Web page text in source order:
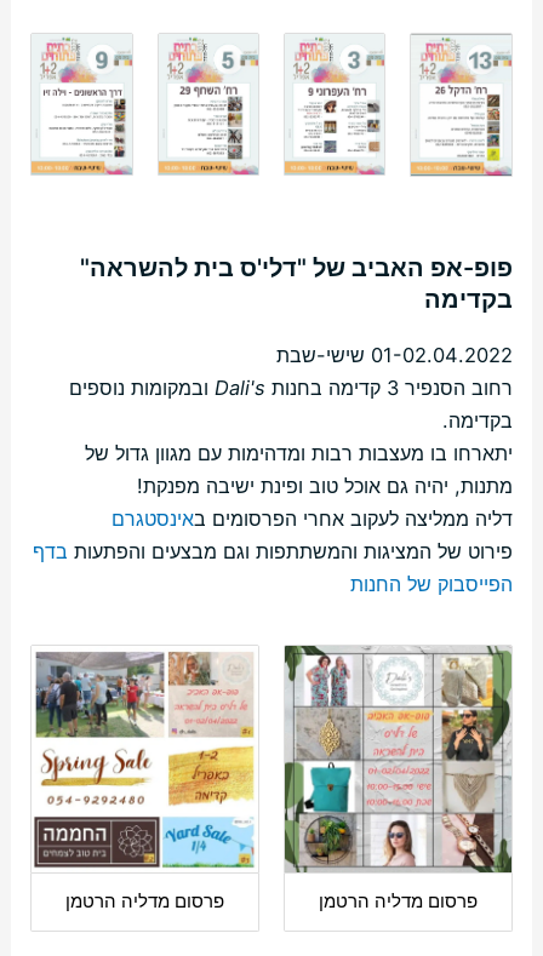
פופ-אפ האביב של "דלי'ס בית להשראה"
בקדימה
01-02.04.2022 שישי-שבת
רחוב הסנפיר 3 קדימה בחנות
Dali's ובמקומות נוספים
בקדימה.
יתארחו בו מעצבות רבות ומדהימות עם מגוון גדול של
מתנות, יהיה גם אוכל טוב ופינת ישיבה מפנקת!
דליה ממליצה לעקוב אחרי הפרסומים באינסטגרם
פירוט של המציגות והמשתתפות וגם מבצעים והפתעות בדף
הפייסבוק של החנות
פרסום מדליה הרטמן פרסום מדליה הרטמן